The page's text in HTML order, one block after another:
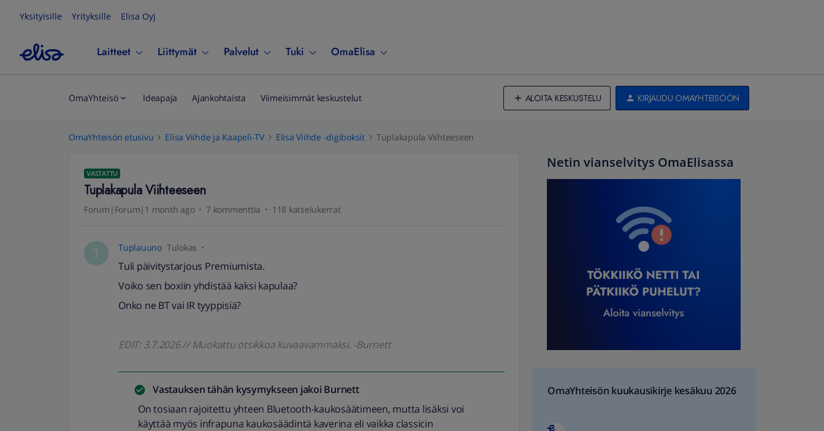
Yksityisille Yrityksille Elisa Oyj
Laitteet Liittymät Palvelut Tuki OmaElisa
OmaYhteisö Ideapaja Ajankohtaista Viimeisimmät keskustelut ALOITA KESKUSTELU KIRJAUDU OMAYHTEISÖÖN
OmaYhteisön etusivu Elisa Viihde ja Kaapeli-TV Elisa Viihde -digiboksit Tuplakapula Viihteeseen
VASTATTU
Tuplakapula Viihteeseen
Forum|Forum|1 month ago 7 kommenttia 118 katselukerrat
T Tuplauuno Tulokas
Tuli päivitystarjous Premiumista.
Voiko sen boxiin yhdistää kaksi kapulaa?
Onko ne BT vai IR tyyppisiä?
EDIT: 3.7.2026 // Muokattu otsikkoa kuvaavammaksi. -Burnett
Vastauksen tähän kysymykseen jakoi Burnett
On tosiaan rajoitettu yhteen Bluetooth-kaukosäätimeen, mutta lisäksi voi
käyttää myös infrapuna kaukosäädintä kaverina eli vaikka classicin
Netin vianselvitys OmaElisassa
OmaYhteisön kuukausikirje kesäkuu 2026